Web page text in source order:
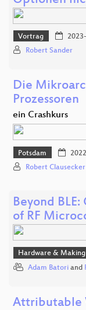
Vortrag
Robert Sander
Die
Prozessoren
ein Crashkurs
Potsdam
Robert Clausecker
Beyond
of RF
Hardware & Making
Adam Batori and
Attributable